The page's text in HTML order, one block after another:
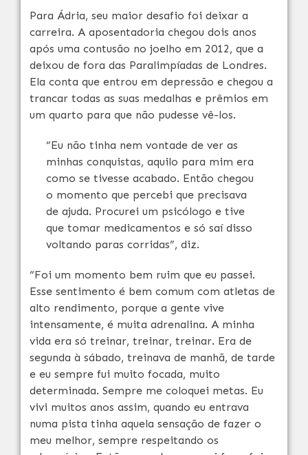
Para Ádria, seu maior desafio foi deixar a
carreira. A aposentadoria chegou dois anos
após uma contusão no joelho em 2012, que a
deixou de fora das Paralimpíadas de Londres.
Ela conta que entrou em depressão e chegou a
trancar todas as suas medalhas e prêmios em
um quarto para que não pudesse vê-los.
“Eu não tinha nem vontade de ver as
minhas conquistas, aquilo para mim era
como se tivesse acabado. Então chegou
o momento que percebi que precisava
de ajuda. Procurei um psicólogo e tive
que tomar medicamentos e só saí disso
voltando paras corridas”, diz.
“Foi um momento bem ruim que eu passei.
Esse sentimento é bem comum com atletas de
alto rendimento, porque a gente vive
intensamente, é muita adrenalina. A minha
vida era só treinar, treinar, treinar. Era de
segunda à sábado, treinava de manhã, de tarde
e eu sempre fui muito focada, muito
determinada. Sempre me coloquei metas. Eu
vivi muitos anos assim, quando eu entrava
numa pista tinha aquela sensação de fazer o
meu melhor, sempre respeitando os